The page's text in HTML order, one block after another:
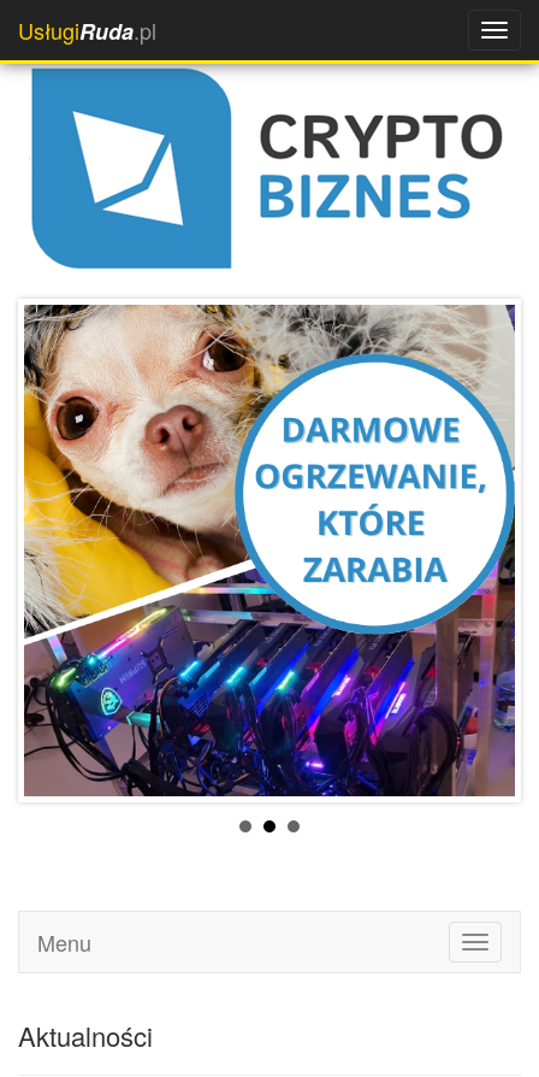
UsługiRuda.pl
Toggle
Menu
Aktualności